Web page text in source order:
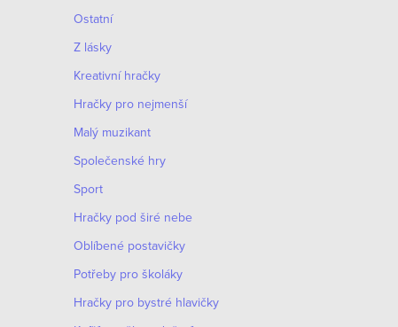
Ostatní
Z lásky
Kreativní hračky
Hračky pro nejmenší
Malý muzikant
Společenské hry
Sport
Hračky pod širé nebe
Oblíbené postavičky
Potřeby pro školáky
Hračky pro bystré hlavičky